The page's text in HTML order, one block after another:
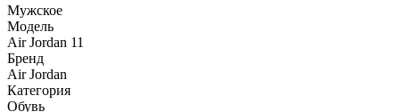
Мужское
Модель
Air Jordan 11
Бренд
Air Jordan
Категория
Обувь